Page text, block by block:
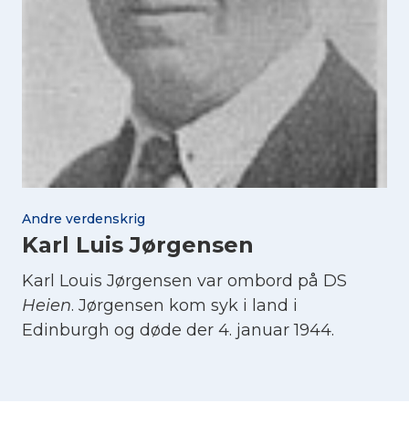
Andre verdenskrig
Karl Luis Jørgensen
Karl Louis Jørgensen var ombord på DS
Heien. Jørgensen kom syk i land i
Edinburgh og døde der 4. januar 1944.